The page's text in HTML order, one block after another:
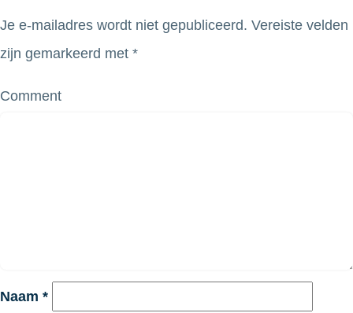
Je e-mailadres wordt niet gepubliceerd. Vereiste velden
zijn gemarkeerd met *
Comment
Naam *